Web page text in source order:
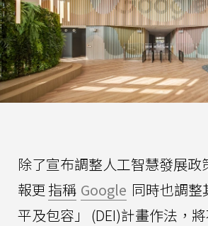
除了宣布調整人工智慧發展政
報更指稱 Google 同時也調
平及包容」 (DEI)計畫作法，